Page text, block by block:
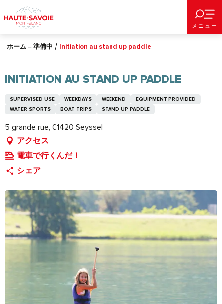
au
contenu
principal
メニュー
ホーム – 準備中 Initiation au stand up paddle
INITIATION AU STAND UP PADDLE
SUPERVISED USE WEEKDAYS WEEKEND
EQUIPMENT PROVIDED
WATER SPORTS
BOAT TRIPS STAND UP PADDLE
5 grande rue, 01420 Seyssel
アクセス
電車で行くんだ！
シェア